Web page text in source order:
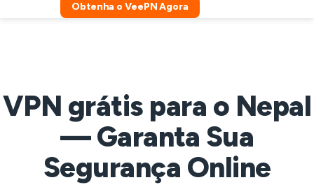
Obtenha o VeePN Agora
VPN grátis para o Nepal
— Garanta Sua
Segurança Online